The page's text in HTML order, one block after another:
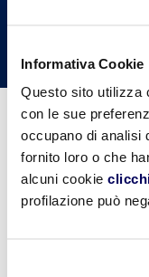
Informativa Cookie
Questo sito utilizza
con le sue
occupano di analisi
fornito loro o che
alcuni cookie
profilazione può